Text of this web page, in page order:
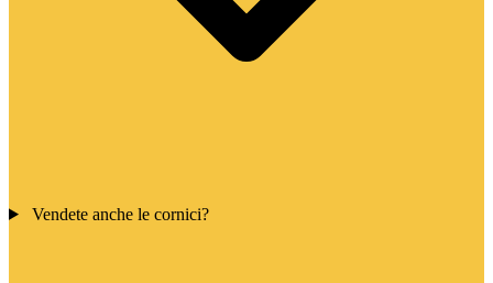
Vendete anche le cornici?